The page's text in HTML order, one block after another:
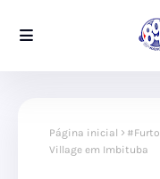
Página inicial #Furto
Village em Imbituba